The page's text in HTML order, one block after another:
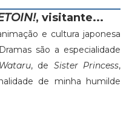
, visitante...
e cultura japonesa
são a especialidade
Wataru, de Sister Princess,
de minha humilde